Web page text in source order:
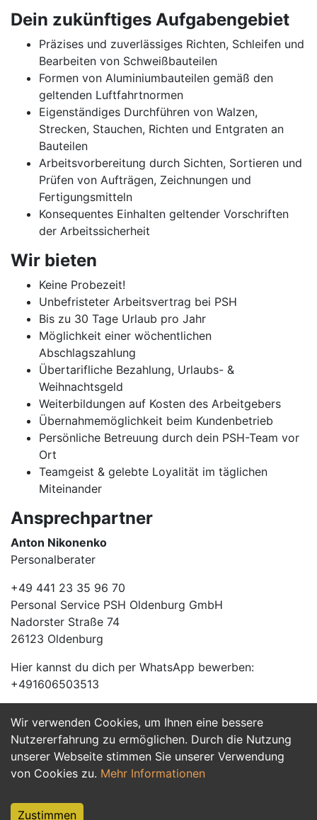
Wir verwenden Cookies, um Ihnen eine bessere
Nutzererfahrung zu ermöglichen. Durch die Nutzung
unserer Webseite stimmen Sie unserer Verwendung
von Cookies zu. Mehr Informationen
Zustimmen
Dein zukünftiges Aufgabengebiet
Präzises und zuverlässiges Richten, Schleifen und
Bearbeiten von Schweißbauteilen
Formen von Aluminiumbauteilen gemäß den
geltenden Luftfahrtnormen
Eigenständiges Durchführen von Walzen,
Strecken, Stauchen, Richten und Entgraten an
Bauteilen
Arbeitsvorbereitung durch Sichten, Sortieren und
Prüfen von Aufträgen, Zeichnungen und
Fertigungsmitteln
Konsequentes Einhalten geltender Vorschriften
der Arbeitssicherheit
Wir bieten
Keine Probezeit!
Unbefristeter Arbeitsvertrag bei PSH
Bis zu 30 Tage Urlaub pro Jahr
Möglichkeit einer wöchentlichen
Abschlagszahlung
Übertarifliche Bezahlung, Urlaubs- &
Weihnachtsgeld
Weiterbildungen auf Kosten des Arbeitgebers
Übernahmemöglichkeit beim Kundenbetrieb
Persönliche Betreuung durch dein PSH-Team vor
Ort
Teamgeist & gelebte Loyalität im täglichen
Miteinander
Ansprechpartner
Anton Nikonenko
Personalberater
+49 441 23 35 96 70
Personal Service PSH Oldenburg GmbH
Nadorster Straße 74
26123 Oldenburg
Hier kannst du dich per WhatsApp bewerben:
+491606503513
Jetzt Bewerben